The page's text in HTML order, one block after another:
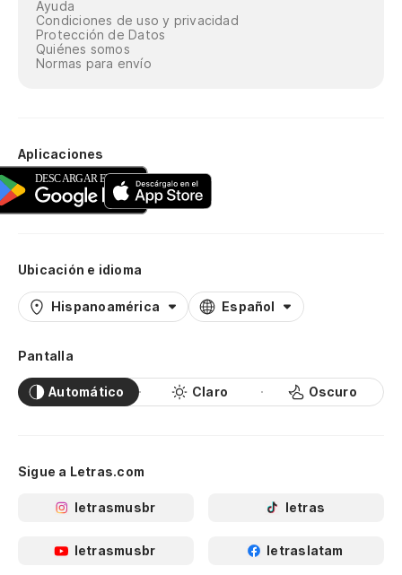
Ayuda
Condiciones de uso y privacidad
Protección de Datos
Quiénes somos
Normas para envío
Aplicaciones
Ubicación e idioma
Hispanoamérica Español
Pantalla
Automático Claro Oscuro
Sigue a Letras.com
letrasmusbr letras
letrasmusbr letraslatam